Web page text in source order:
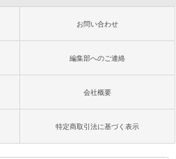
お問い合わせ
編集部へのご連絡
会社概要
特定商取引法に基づく表示